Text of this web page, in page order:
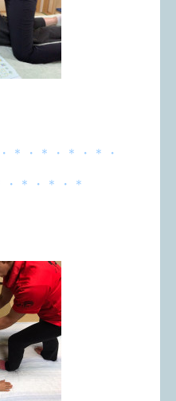
＊・＊・＊・＊・
・＊・＊・＊